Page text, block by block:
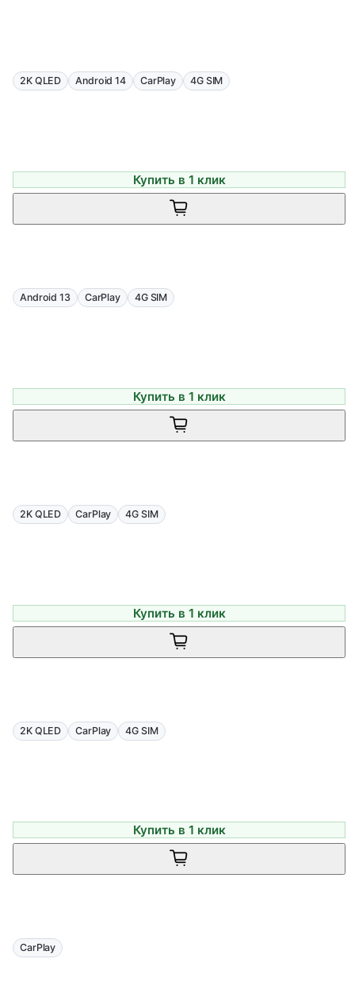
2K QLED Android 14 CarPlay 4G SIM
Купить в 1 клик
Android 13 CarPlay 4G SIM
Купить в 1 клик
2K QLED CarPlay 4G SIM
Купить в 1 клик
2K QLED CarPlay 4G SIM
Купить в 1 клик
CarPlay